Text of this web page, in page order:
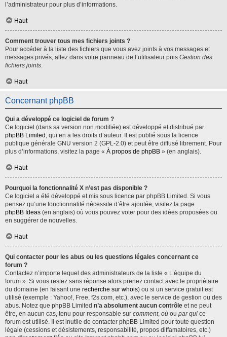
l’administrateur pour plus d’informations.
Haut
Comment trouver tous mes fichiers joints ?
Pour accéder à la liste des fichiers que vous avez joints à vos messages et
messages privés, allez dans votre panneau de l’utilisateur puis Gestion des
fichiers joints.
Haut
Concernant phpBB
Qui a développé ce logiciel de forum ?
Ce logiciel (dans sa version non modifiée) est développé et distribué par
phpBB Limited , qui en a les droits d’auteur. Il est publié sous la licence
publique générale GNU version 2 (GPL-2.0) et peut être diffusé librement. Pour
plus d’informations, visitez la page « À propos de phpBB » (en anglais).
Haut
Pourquoi la fonctionnalité X n’est pas disponible ?
Ce logiciel a été développé et mis sous licence par phpBB Limited. Si vous
pensez qu’une fonctionnalité nécessite d’être ajoutée, visitez la page
phpBB Ideas (en anglais) où vous pouvez voter pour des idées proposées ou
en suggérer de nouvelles.
Haut
Qui contacter pour les abus ou les questions légales concernant ce
forum ?
Contactez n’importe lequel des administrateurs de la liste « L’équipe du
forum ». Si vous restez sans réponse alors prenez contact avec le propriétaire
du domaine (en faisant une recherche sur whois) ou si un service gratuit est
utilisé (exemple : Yahoo!, Free, f2s.com, etc.), avec le service de gestion ou des
abus. Notez que phpBB Limited n’a absolument aucun contrôle et ne peut
être, en aucun cas, tenu pour responsable sur comment, où ou par qui ce
forum est utilisé. Il est inutile de contacter phpBB Limited pour toute question
légale (cessions et désistements, responsabilité, propos diffamatoires, etc.)